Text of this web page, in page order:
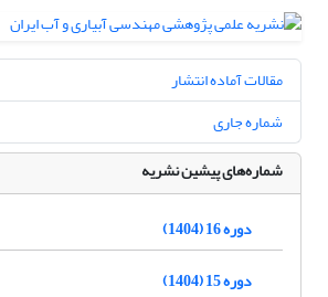
مقالات آماده انتشار
شماره جاری
شماره‌های پیشین نشریه
دوره 16 (1404)
دوره 15 (1404)